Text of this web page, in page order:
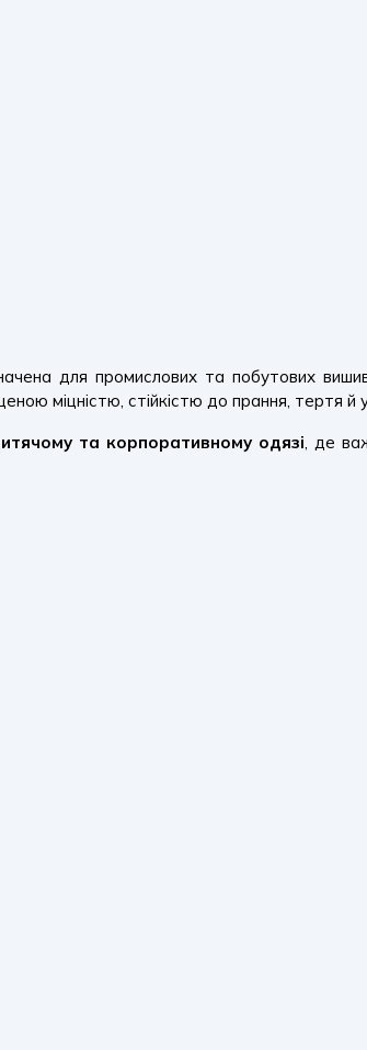
для промислових та побутових
міцністю, стійкістю до прання, тертя й
та корпоративному одязі, де